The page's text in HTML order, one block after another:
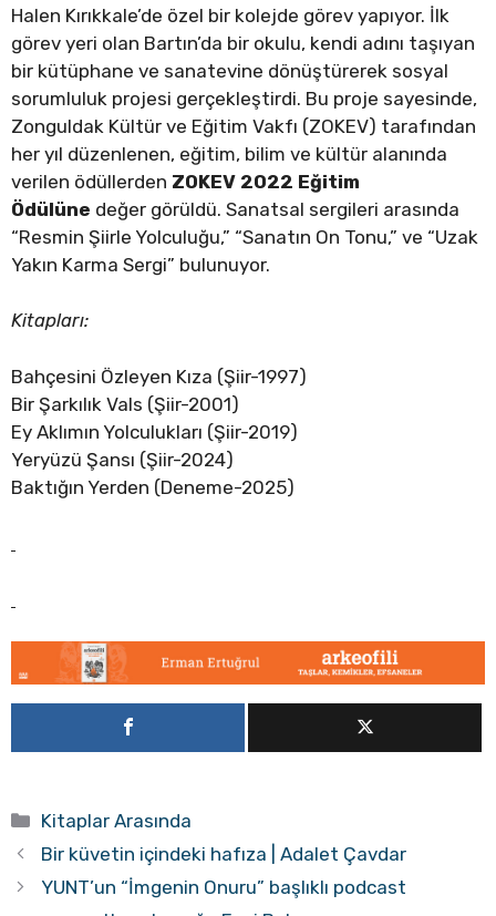
Halen Kırıkkale’de özel bir kolejde görev yapıyor. İlk
görev yeri olan Bartın’da bir okulu, kendi adını taşıyan
bir kütüphane ve sanatevine dönüştürerek sosyal
sorumluluk projesi gerçekleştirdi. Bu proje sayesinde,
Zonguldak Kültür ve Eğitim Vakfı (ZOKEV) tarafından
her yıl düzenlenen, eğitim, bilim ve kültür alanında
verilen ödüllerden ZOKEV 2022 Eğitim
Ödülüne değer görüldü. Sanatsal sergileri arasında
“Resmin Şiirle Yolculuğu,” “Sanatın On Tonu,” ve “Uzak
Yakın Karma Sergi” bulunuyor.
Kitapları:
Bahçesini Özleyen Kıza (Şiir-1997)
Bir Şarkılık Vals (Şiir-2001)
Ey Aklımın Yolculukları (Şiir-2019)
Yeryüzü Şansı (Şiir-2024)
Baktığın Yerden (Deneme-2025)
Kategoriler
Kitaplar Arasında
Bir küvetin içindeki hafıza | Adalet Çavdar
YUNT’un “İmgenin Onuru” başlıklı podcast